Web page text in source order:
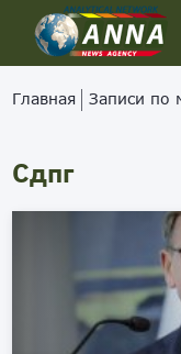
Главная Записи по
Сдпг